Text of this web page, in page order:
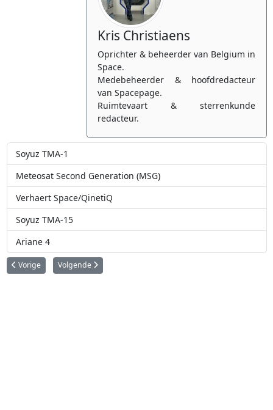
Kris Christiaens
Oprichter & beheerder van Belgium in
Space.
Medebeheerder & hoofdredacteur
van Spacepage.
Ruimtevaart & sterrenkunde
redacteur.
Soyuz TMA-1
Meteosat Second Generation (MSG)
Verhaert Space/QinetiQ
Soyuz TMA-15
Ariane 4
Vorig artikel: Casimir-Erasme Coquilhat: de vergeten grootvader van de
Vorige Volgende artikel: KH-9 HEXAGON: Amerikaanse
Volgende